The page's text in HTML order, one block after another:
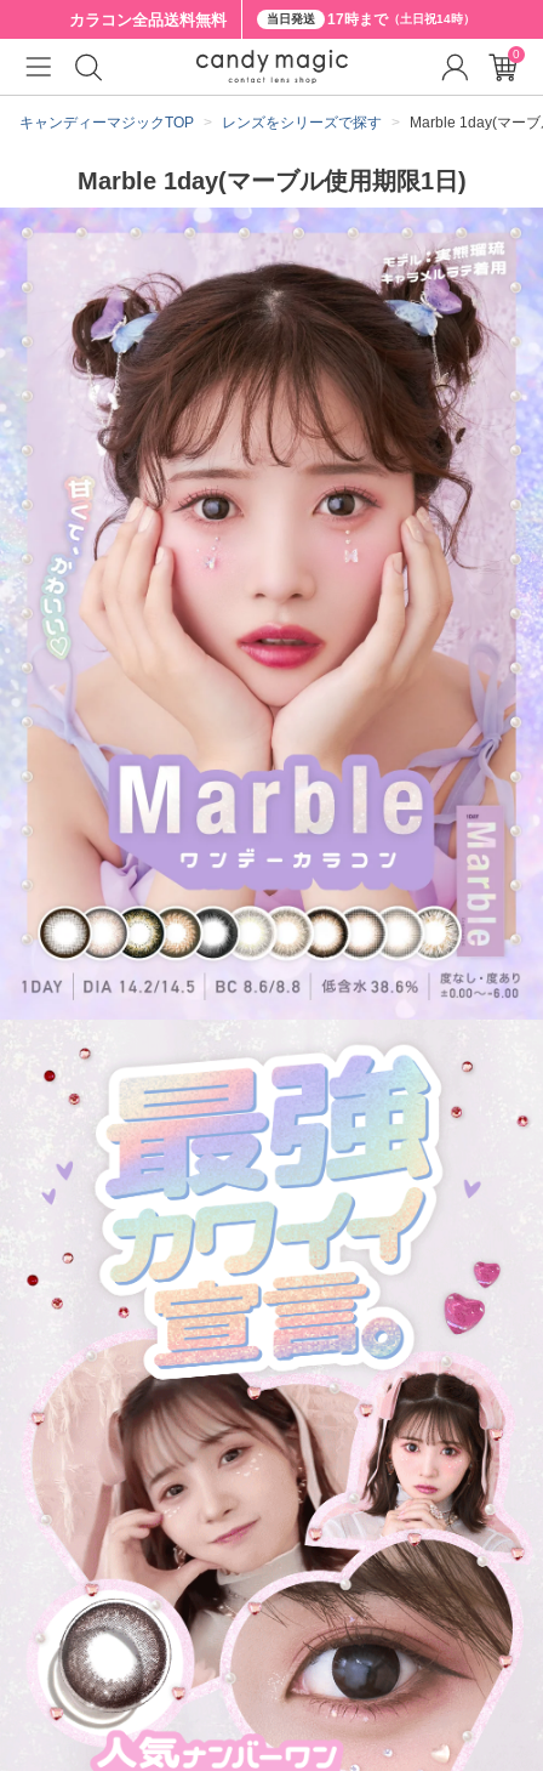
カラコン全品送料無料 当日発送 17時まで（土日祝14時）
キャンディーマジックTOP レンズをシリーズで探す Marble 1day(マー
Marble 1day(マーブル使用期限1日)
0